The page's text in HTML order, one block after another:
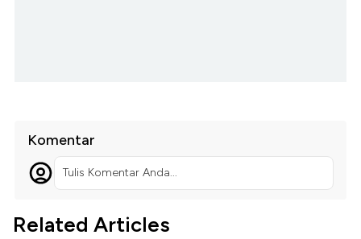
Komentar
Tulis Komentar Anda...
Related Articles